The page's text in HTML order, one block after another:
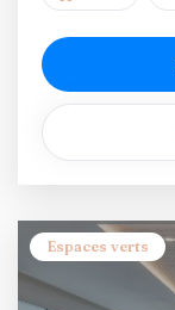
Espaces verts